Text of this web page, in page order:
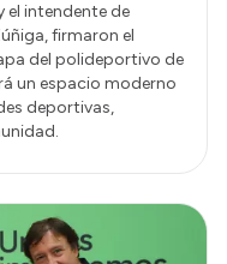
el intendente de
firmaron el
del polideportivo de
un espacio moderno
deportivas,